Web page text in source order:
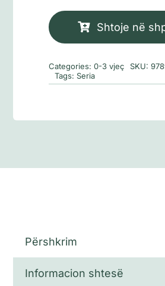
Shtoje në
Categories:0-3 vjeç SKU:
Tags: Seria
Përshkrim
Informacion shtesë